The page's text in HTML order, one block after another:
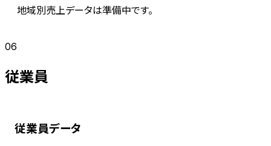
地域別売上データは準備中です。
06
従業員
従業員データ